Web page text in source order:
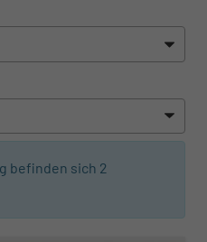
befinden sich 2